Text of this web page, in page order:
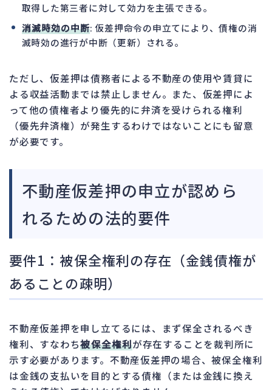
取得した第三者に対して効力を主張できる。
消滅時効の中断: 仮差押命令の申立てにより、債権の消
滅時効の進行が中断（更新）される。
ただし、仮差押は債務者による不動産の使用や賃貸に
よる収益活動までは禁止しません。また、仮差押によ
って他の債権者より優先的に弁済を受けられる権利
（優先弁済権）が発生するわけではないことにも留意
が必要です。
不動産仮差押の申立が認めら
れるための法的要件
要件1：被保全権利の存在（金銭債権が
あることの疎明）
不動産仮差押を申し立てるには、まず保全されるべき
権利、すなわち被保全権利が存在することを裁判所に
示す必要があります。不動産仮差押の場合、被保全権利
は金銭の支払いを目的とする債権（または金銭に換え